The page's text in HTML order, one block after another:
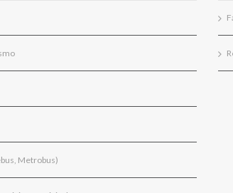
Metrobus)